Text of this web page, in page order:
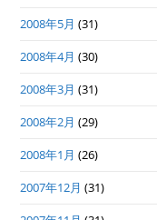
2008年5月 (31)
2008年4月 (30)
2008年3月 (31)
2008年2月 (29)
2008年1月 (26)
2007年12月 (31)